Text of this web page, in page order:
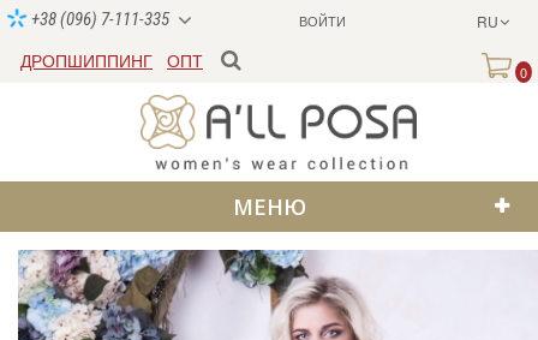
ВОЙТИ RU
+38 (096) 7-111-335
ДРОПШИППИНГ ОПТ
0
МЕНЮ